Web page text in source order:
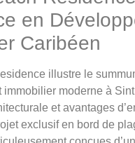
en
Caribéen
illustre le
immobilier moderne à
et avantages
exclusif en bord de